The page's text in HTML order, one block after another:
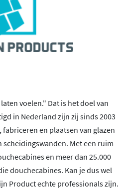
voelen." Dat is het doel van
in Nederland zijn zij sinds 2003
en plaatsen van glazen
Met een ruim
en meer dan 25.000
douchecabines. Kan je dus wel
Product echte professionals zijn.